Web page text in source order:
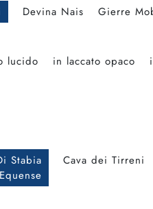
Devina Nais Gierre
lucido in laccato opaco
Stabia Cava dei Tirreni